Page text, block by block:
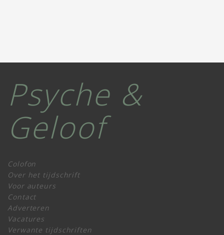
Psyche &
Geloof
Colofon
Over het tijdschrift
Voor auteurs
Contact
Adverteren
Vacatures
Verwante tijdschriften